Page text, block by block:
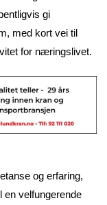
gi
med kort vei til
for næringslivet.
og erfaring,
velfungerende